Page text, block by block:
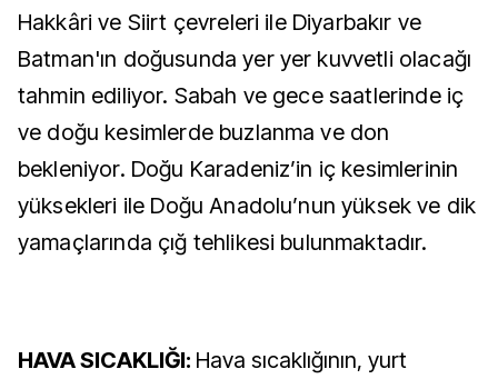
Hakkâri ve Siirt çevreleri ile Diyarbakır ve
Batman'ın doğusunda yer yer kuvvetli olacağı
tahmin ediliyor. Sabah ve gece saatlerinde iç
ve doğu kesimlerde buzlanma ve don
bekleniyor. Doğu Karadeniz’in iç kesimlerinin
yüksekleri ile Doğu Anadolu’nun yüksek ve dik
yamaçlarında çığ tehlikesi bulunmaktadır.
HAVA SICAKLIĞI: Hava sıcaklığının, yurt